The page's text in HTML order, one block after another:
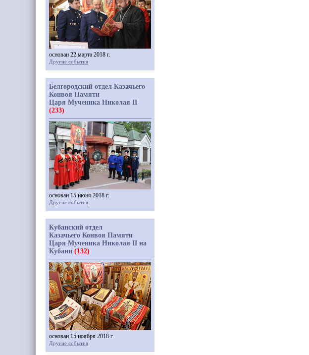
основан 22 марта 2018 г.
Другие события
Белгородский отдел Казачьего
Конвоя Памяти
Царя Мученика Николая II
(233)
основан 15 июня 2018 г.
Другие события
Кубанский отдел
Казачьего Конвоя Памяти
Царя Мученика Николая II на
Кубани (132)
основан 15 ноября 2018 г.
Другие события